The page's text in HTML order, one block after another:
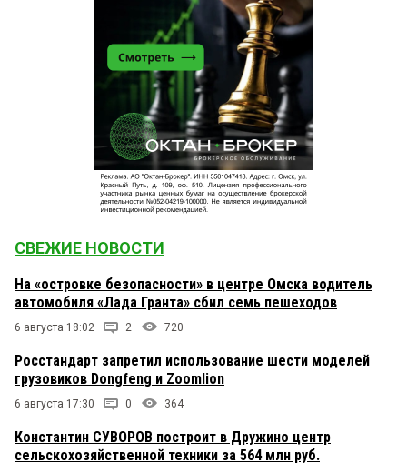
СВЕЖИЕ НОВОСТИ
На «островке безопасности» в центре Омска водитель
автомобиля «Лада Гранта» сбил семь пешеходов
6 августа 18:02 2 720
Росстандарт запретил использование шести моделей
грузовиков Dongfeng и Zoomlion
6 августа 17:30 0 364
Константин СУВОРОВ построит в Дружино центр
сельскохозяйственной техники за 564 млн руб.